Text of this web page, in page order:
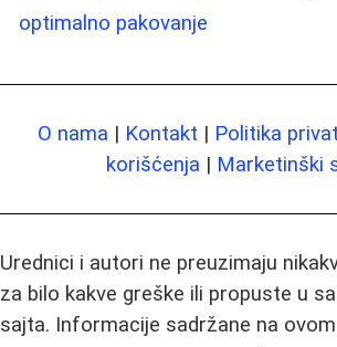
optimalno pakovanje
O nama | Kontakt | Politika
korišćenja | Marketinški
Urednici i autori ne preuzimaju
za bilo kakve greške ili propuste u
sajta. Informacije sadržane na